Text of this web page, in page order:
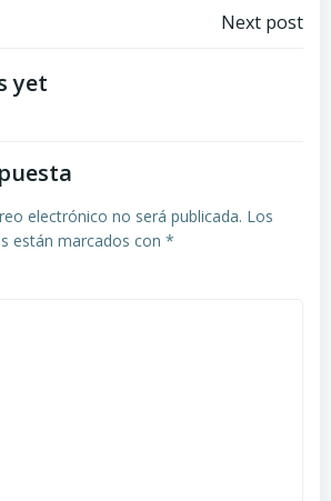
Navegación
entradas
Next post
yet
electrónico no será publicada. Los
están marcados con *